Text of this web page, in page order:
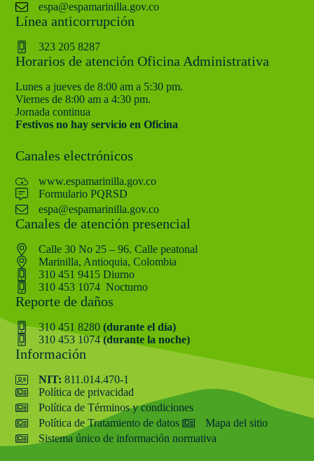
Canales electrónicos
www.espamarinilla.gov.co
Formulario PQRSD
espa@espamarinilla.gov.co
Canales de atención presencial
Calle 30 No 25 – 96. Calle peatonal
Marinilla, Antioquia, Colombia
310 451 9415 Diurno
310 453 1074 Nocturno
espa@espamarinilla.gov.co
Línea anticorrupción
323 205 8287
Horarios de atención Oficina Administrativa
Lunes a jueves de 8:00 am a 5:30 pm.
Viernes de 8:00 am a 4:30 pm.
Jornada continua
Festivos no hay servicio en Oficina
Reporte de daños
310 451 8280(durante el día)
310 453 1074(durante la noche)
Información
NIT:811.014.470-1
Política de privacidad
Política de Términos y condiciones
Política de Tratamiento de datos
Mapa del sitio
Sistema único de información normativa